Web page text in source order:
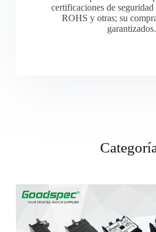
certificaciones de
ROHS y otras; su
garantizados.